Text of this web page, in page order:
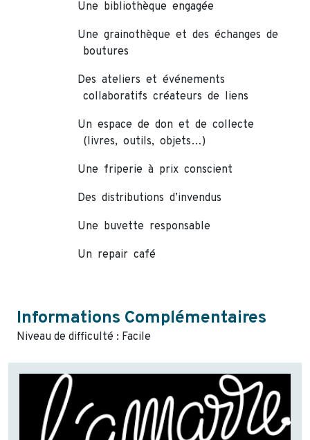
Une bibliothèque engagée
Une grainothèque et des échanges de
boutures
Des ateliers et événements
collaboratifs créateurs de liens
Un espace de don et de collecte
(livres, outils, objets…)
Une friperie à prix conscient
Des distributions d’invendus
Une buvette responsable
Un repair café
Informations Complémentaires
Niveau de difficulté : Facile